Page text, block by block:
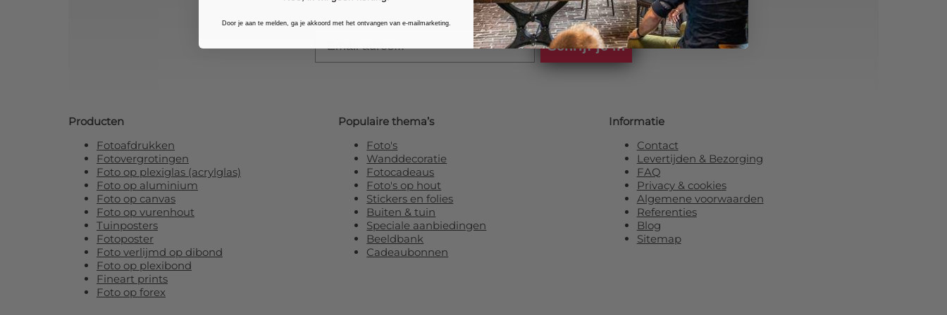
Schrijf je in
Producten
Fotoafdrukken
Fotovergrotingen
Foto op plexiglas (acrylglas)
Foto op aluminium
Foto op canvas
Foto op vurenhout
Tuinposters
Fotoposter
Foto verlijmd op dibond
Foto op plexibond
Fineart prints
Foto op forex
Populaire thema’s
Foto's
Wanddecoratie
Fotocadeaus
Foto's op hout
Stickers en folies
Buiten & tuin
Speciale aanbiedingen
Beeldbank
Cadeaubonnen
Informatie
Contact
Levertijden & Bezorging
FAQ
Privacy & cookies
Algemene voorwaarden
Referenties
Blog
Sitemap
Door je aan te melden, ga je akkoord met het ontvangen van e-mailmarketing.